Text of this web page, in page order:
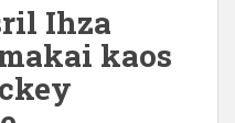
Ihza
kaos